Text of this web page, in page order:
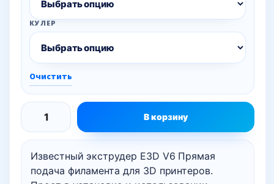
Известный экструдер E3D V6 Прямая
подача филамента для 3D принтеров.
КУЛЕР
Очистить
Количество
товара
Экструдер
E3D
В корзину